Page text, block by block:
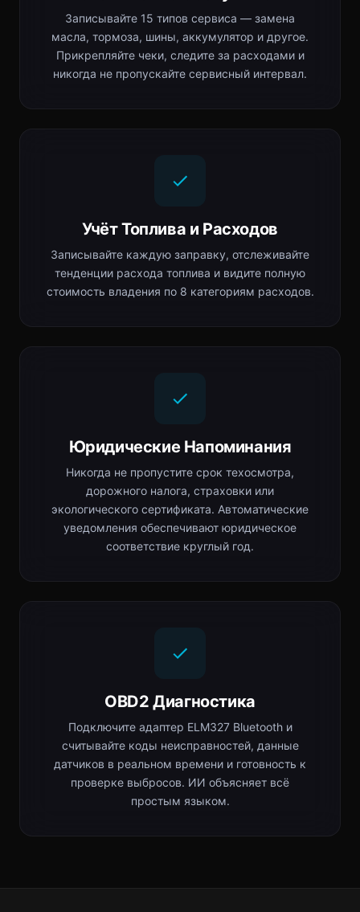
Записывайте 15 типов сервиса — замена
масла, тормоза, шины, аккумулятор и другое.
Прикрепляйте чеки, следите за расходами и
никогда не пропускайте сервисный интервал.
Учёт Топлива и Расходов
Записывайте каждую заправку, отслеживайте
тенденции расхода топлива и видите полную
стоимость владения по 8 категориям расходов.
Юридические Напоминания
Никогда не пропустите срок техосмотра,
дорожного налога, страховки или
экологического сертификата. Автоматические
уведомления обеспечивают юридическое
соответствие круглый год.
OBD2 Диагностика
Подключите адаптер ELM327 Bluetooth и
считывайте коды неисправностей, данные
датчиков в реальном времени и готовность к
проверке выбросов. ИИ объясняет всё
простым языком.